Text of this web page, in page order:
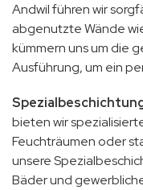
Andwil führen wir
abgenutzte Wände
kümmern uns um die
Ausführung, um ein
bieten wir
Feuchträumen oder
unsere
Bäder und